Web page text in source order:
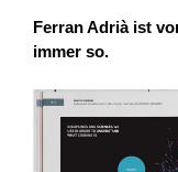
Ferran Adrià ist
immer so.